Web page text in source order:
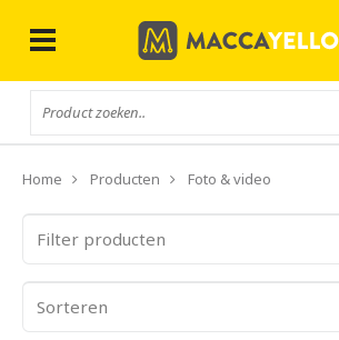
Home Producten Foto & video
Filter producten
Sorteren